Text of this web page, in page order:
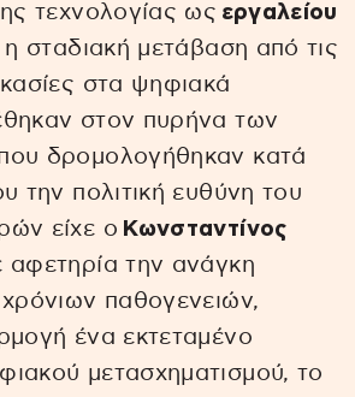
τεχνολογίας ως εργαλείου
η σταδιακή μετάβαση από τις
στα ψηφιακά
στον πυρήνα των
δρομολογήθηκαν κατά
την πολιτική ευθύνη του
είχε ο Κωνσταντίνος
αφετηρία την ανάγκη
χρόνιων παθογενειών,
ένα εκτεταμένο
μετασχηματισμού, το